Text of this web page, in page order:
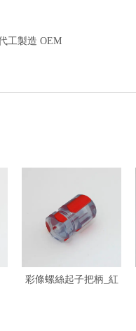
工製造 OEM
彩條螺絲起子把柄_紅